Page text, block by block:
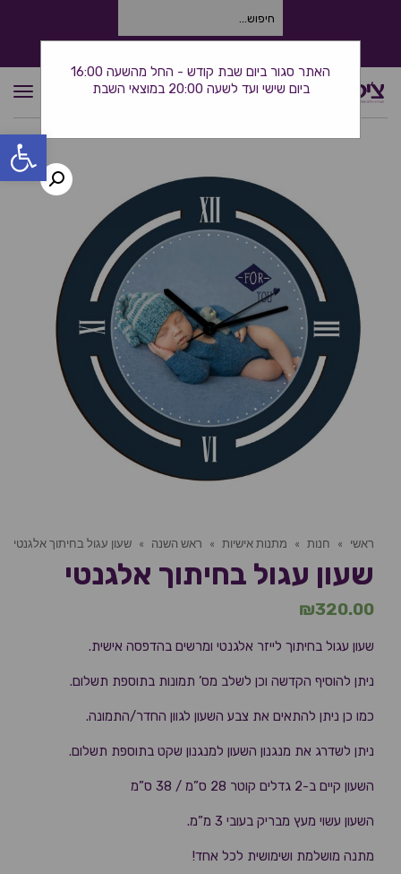
פתח
ראשי » חנות » מתנות אישיות » ראש השנה » שעון עגול בחיתוך אלגנטי
שעון עגול בחיתוך אלגנטי
₪320.00
שעון עגול בחיתוך לייזר אלגנטי ומרשים בהדפסה אישית.
ניתן להוסיף הקדשה וכן לשלב מס’ תמונות בתוספת תשלום.
כמו כן ניתן להתאים את צבע השעון לגוון החדר/התמונה.
ניתן לשדרג את מנגנון השעון למנגנון שקט בתוספת תשלום.
השעון קיים ב-2 גדלים קוטר 28 ס”מ / 38 ס”מ
השעון עשוי מעץ מבריק בעובי 3 מ”מ.
מתנה מושלמת ושימושית לכל אחד!
האתר סגור ביום שבת קודש - החל מהשעה 16:00
ביום שישי ועד לשעה 20:00 במוצאי השבת